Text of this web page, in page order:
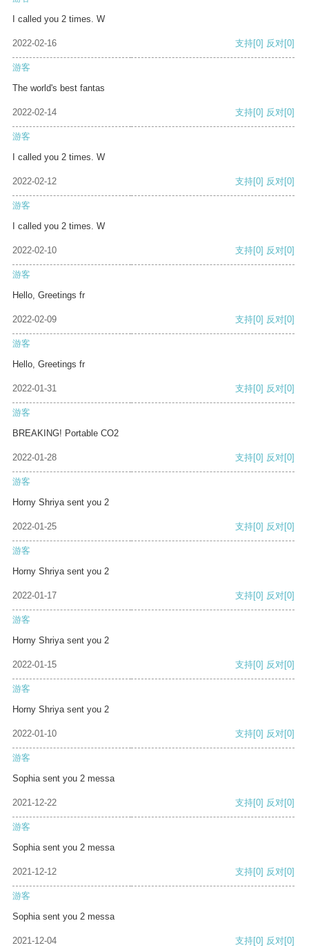
I called you 2 times. W
2022-02-16 支持[0] 反对[0]
游客
The world's best fantas
2022-02-14 支持[0] 反对[0]
游客
I called you 2 times. W
2022-02-12 支持[0] 反对[0]
游客
I called you 2 times. W
2022-02-10 支持[0] 反对[0]
游客
Hello, Greetings fr
2022-02-09 支持[0] 反对[0]
游客
Hello, Greetings fr
2022-01-31 支持[0] 反对[0]
游客
BREAKING! Portable CO2
2022-01-28 支持[0] 反对[0]
游客
Horny Shriya sent you 2
2022-01-25 支持[0] 反对[0]
游客
Horny Shriya sent you 2
2022-01-17 支持[0] 反对[0]
游客
Horny Shriya sent you 2
2022-01-15 支持[0] 反对[0]
游客
Horny Shriya sent you 2
2022-01-10 支持[0] 反对[0]
游客
Sophia sent you 2 messa
2021-12-22 支持[0] 反对[0]
游客
Sophia sent you 2 messa
2021-12-12 支持[0] 反对[0]
游客
Sophia sent you 2 messa
2021-12-04 支持[0] 反对[0]